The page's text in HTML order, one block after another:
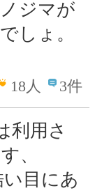
ジマが
しょ。
18人 3件
利用さ
、
目にあ